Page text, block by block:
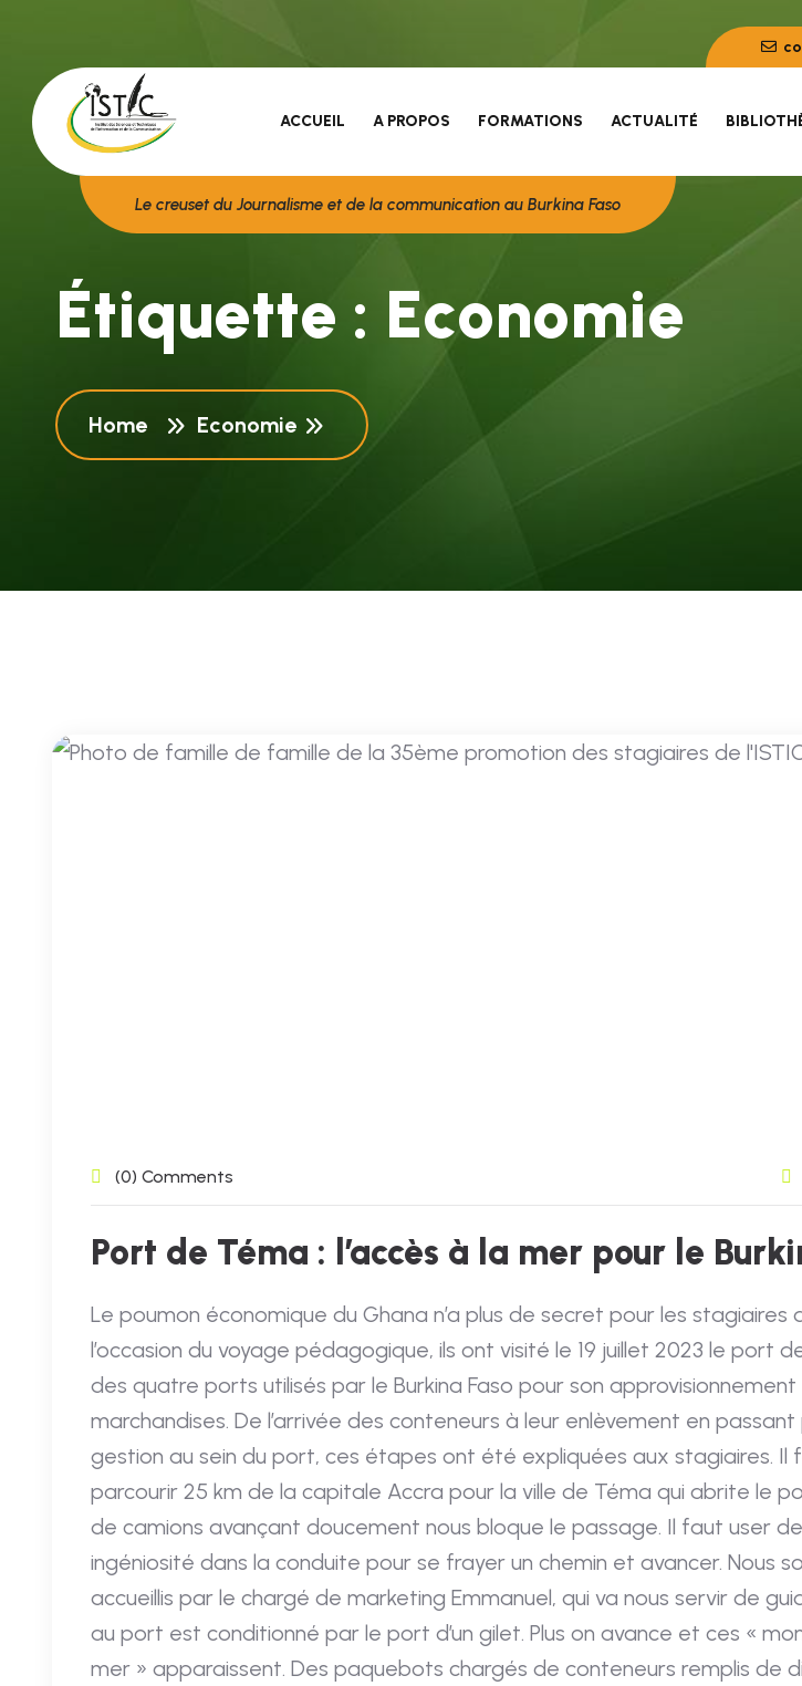
ACCUEIL A PROPOS FORMATIONS ACTUALITÉ
Le creuset du Journalisme et de la communication au Burkina Faso
Étiquette : Economie
Home Economie
(0) Comments
Port de Téma : l’accès à la mer pour le
Le poumon économique du Ghana n’a plus de secret pour les stagiaires
l’occasion du voyage pédagogique, ils ont visité le 19 juillet 2023 le port de
des quatre ports utilisés par le Burkina Faso pour son approvisionnement
marchandises. De l’arrivée des conteneurs à leur enlèvement en
gestion au sein du port, ces étapes ont été expliquées aux stagiaires. Il
parcourir 25 km de la capitale Accra pour la ville de Téma qui abrite le
de camions avançant doucement nous bloque le passage. Il faut user
ingéniosité dans la conduite pour se frayer un chemin et avancer. Nous
accueillis par le chargé de marketing Emmanuel, qui va nous servir de
au port est conditionné par le port d’un gilet. Plus on avance et ces «
mer » apparaissent. Des paquebots chargés de conteneurs remplis de